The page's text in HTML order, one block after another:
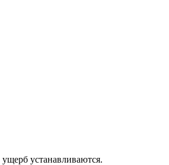
устанавливаются.